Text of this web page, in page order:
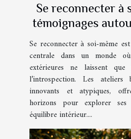
Se reconnecter à
témoignages
bien-être
Se reconnecter à soi-même
centrale dans un monde
extérieures ne laissent
l’introspection. Les ateliers
innovants et atypiques,
horizons pour explorer
équilibre intérieur....